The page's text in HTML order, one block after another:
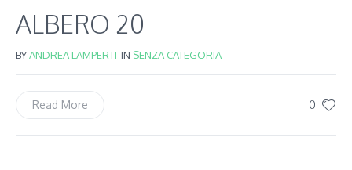
ALBERO 20
BYANDREA LAMPERTI IN SENZA CATEGORIA
0
Read More